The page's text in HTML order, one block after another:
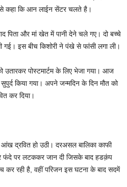
से कहा कि आन लाईन सेंटर चलते है।
पिता और मां खेत में पानी देने चले गए। दो बच्चे
इस बीच किशोरी ने पंखे से फांसी लगा ली।
पोस्टमार्टम के लिए भेजा गया। आज
किया गया। अपने जन्मदिन के दिन मौत को
कर दिया।
द्रवित हो उठी। दरअसल बालिका काफी
फंदे पर लटककर जान दी जिसके बाद हडक़ंप
कर रही है, वहीं परिजन इस घटना के बाद सदमें